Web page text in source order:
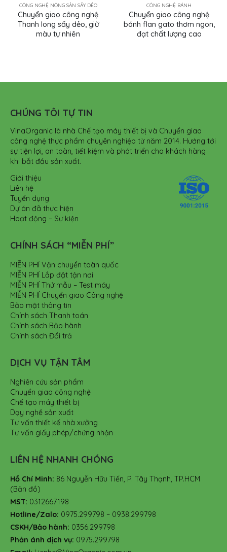
CÔNG NGHỆ BÁNH
Chuyển giao công nghệ
bánh flan gato thơm ngon,
đạt chất lượng cao
CÔNG NGHỆ BÁNH
Chuyển giao công nghệ
Bánh Trung thu nhân đậu
xanh truyền thống mix Nam
VinaOrganic là nhà Chế tạo máy thiết bị và Chuyển giao
công nghệ thực phẩm chuyên nghiệp từ năm 2014. Hướng tới
sự tiện lợi, an toàn, tiết kiệm và phát triển cho khách hàng
Giới thiệu
Liên hệ
Tuyển dụng
Dự án đã thực hiện
MIỄN PHÍ Vận chuyển toàn quốc
MIỄN PHÍ Lắp đặt tận nơi
MIỄN PHÍ Thử mẫu – Test máy
MIỄN PHÍ Chuyển giao Công nghệ
Bảo mật thông tin
Chính sách Thanh toán
Chính sách Bảo hành
Nghiên cứu sản phẩm
Chuyển giao công nghệ
Chế tạo máy thiết bị
Dạy nghề sản xuất
Tư vấn thiết kế nhà xưởng
Hồ Chí Minh:
(Bản đồ)
MST:0312667198
Hotline/Zalo:0975.299798 – 0938.299798
CSKH/Bảo hành:0356.299798
Phản ánh dịch vụ:0975.299798